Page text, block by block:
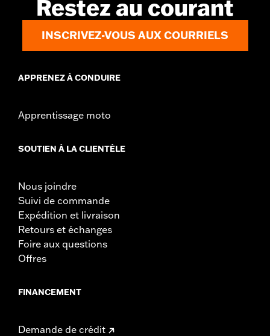
GARANTIE:Garantie limitée de 1 an – Accédez àwww.h-
d.com/warrantypour obtenir tous les détails
Restez au courant
INSCRIVEZ-VOUS AUX COURRIELS
APPRENEZ À CONDUIRE
Apprentissage moto
SOUTIEN À LA CLIENTÈLE
Nous joindre
Suivi de commande
Expédition et livraison
Retours et échanges
Foire aux questions
Offres
FINANCEMENT
Demande de crédit